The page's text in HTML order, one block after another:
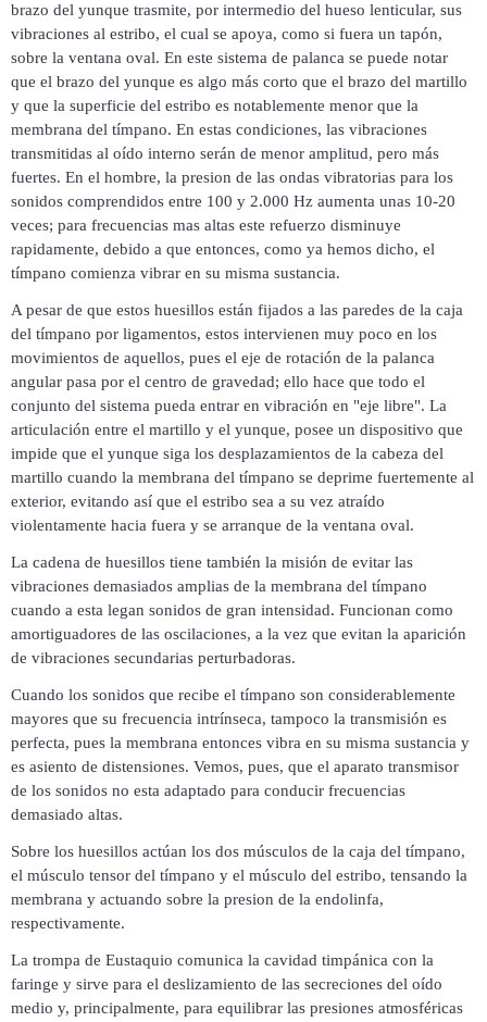
brazo del yunque trasmite, por intermedio del hueso lenticular, sus
vibraciones al estribo, el cual se apoya, como si fuera un tapón,
sobre la ventana oval. En este sistema de palanca se puede notar
que el brazo del yunque es algo más corto que el brazo del martillo
y que la superficie del estribo es notablemente menor que la
membrana del tímpano. En estas condiciones, las vibraciones
transmitidas al oído interno serán de menor amplitud, pero más
fuertes. En el hombre, la presion de las ondas vibratorias para los
sonidos comprendidos entre 100 y 2.000 Hz aumenta unas 10-20
veces; para frecuencias mas altas este refuerzo disminuye
rapidamente, debido a que entonces, como ya hemos dicho, el
tímpano comienza vibrar en su misma sustancia.
A pesar de que estos huesillos están fijados a las paredes de la caja
del tímpano por ligamentos, estos intervienen muy poco en los
movimientos de aquellos, pues el eje de rotación de la palanca
angular pasa por el centro de gravedad; ello hace que todo el
conjunto del sistema pueda entrar en vibración en "eje libre". La
articulación entre el martillo y el yunque, posee un dispositivo que
impide que el yunque siga los desplazamientos de la cabeza del
martillo cuando la membrana del tímpano se deprime fuertemente al
exterior, evitando así que el estribo sea a su vez atraído
violentamente hacia fuera y se arranque de la ventana oval.
La cadena de huesillos tiene también la misión de evitar las
vibraciones demasiados amplias de la membrana del tímpano
cuando a esta legan sonidos de gran intensidad. Funcionan como
amortiguadores de las oscilaciones, a la vez que evitan la aparición
de vibraciones secundarias perturbadoras.
Cuando los sonidos que recibe el tímpano son considerablemente
mayores que su frecuencia intrínseca, tampoco la transmisión es
perfecta, pues la membrana entonces vibra en su misma sustancia y
es asiento de distensiones. Vemos, pues, que el aparato transmisor
de los sonidos no esta adaptado para conducir frecuencias
demasiado altas.
Sobre los huesillos actúan los dos músculos de la caja del tímpano,
el músculo tensor del tímpano y el músculo del estribo, tensando la
membrana y actuando sobre la presion de la endolinfa,
respectivamente.
La trompa de Eustaquio comunica la cavidad timpánica con la
faringe y sirve para el deslizamiento de las secreciones del oído
medio y, principalmente, para equilibrar las presiones atmosféricas